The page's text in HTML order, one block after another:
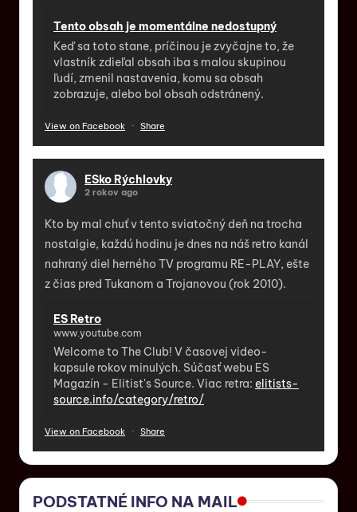
Tento obsah je momentálne nedostupný
Keď sa toto stane, príčinou je zvyčajne to, že
vlastník zdieľal obsah iba s malou skupinou
ľudí, zmenil nastavenia, komu sa obsah
zobrazuje, alebo bol obsah odstránený.
View on Facebook · Share
ESko Rýchlovky
2 rokov ago
Kto by mal chuť v tento sviatočný deň na trocha
nostalgie, každú hodinu je dnes na náš retro kanál
nahraný diel herného TV programu RE-PLAY, ešte
z čias pred Tukanom a Trojanovou (rok 2010).
ES Retro
www.youtube.com
Welcome to The Club! V časovej video-
kapsule rokov minulých. Súčasť webu ES
Magazín - Elitist's Source. Viac retra: elitists-
source.info/category/retro/
View on Facebook · Share
PODSTATNÉ INFO NA MAIL